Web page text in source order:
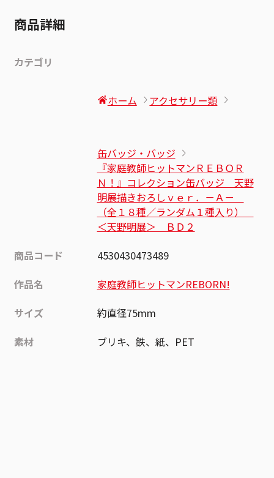
商品詳細
カテゴリ
ホーム アクセサリー類
缶バッジ・バッジ
『家庭教師ヒットマンＲＥＢＯＲ
Ｎ！』コレクション缶バッジ 天野
明展描きおろしｖｅｒ．－Ａ－
（全１８種／ランダム１種入り）
＜天野明展＞ ＢＤ２
商品コード
4530430473489
作品名
家庭教師ヒットマンREBORN!
サイズ
約直径75mm
素材
ブリキ、鉄、紙、PET